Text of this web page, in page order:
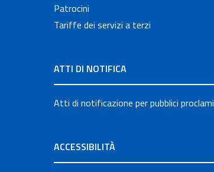
Patrocini
Tariffe dei servizi a terzi
ATTI DI NOTIFICA
Atti di notificazione per pubblici proclami
ACCESSIBILITÀ